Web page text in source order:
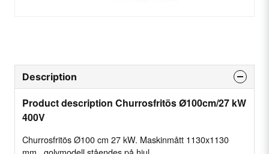
Description
Product description Churrosfritös Ø100cm/27 kW
400V
Churrosfritös Ø100 cm 27 kW. Maskinmått 1130x1130